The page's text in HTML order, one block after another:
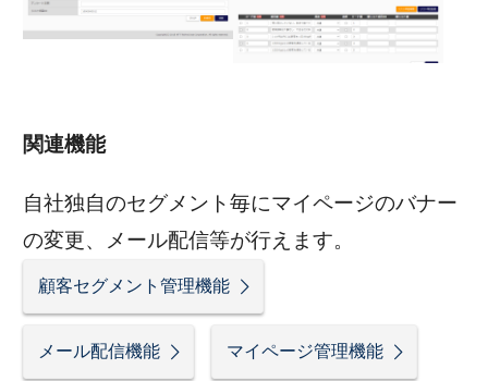
関連機能
自社独自のセグメント毎にマイページのバナー
の変更、メール配信等が行えます。
顧客セグメント管理機能
メール配信機能 マイページ管理機能